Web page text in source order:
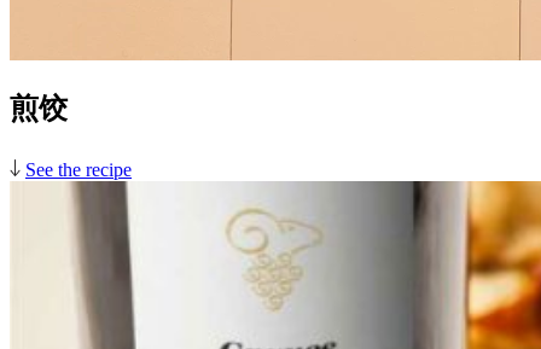
煎饺
See the recipe